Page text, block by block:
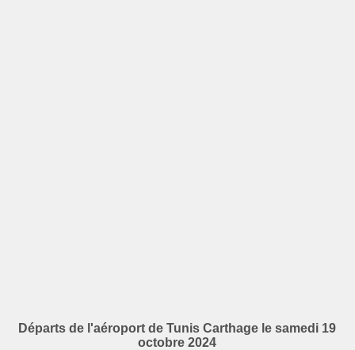
Départs de l'aéroport de Tunis Carthage le samedi 19
octobre 2024